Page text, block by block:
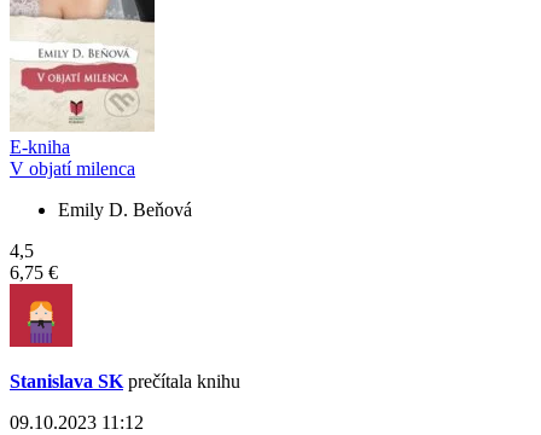
E-kniha
V objatí milenca
Emily D. Beňová
4,5
6,75 €
Stanislava SK prečítala knihu
09.10.2023 11:12